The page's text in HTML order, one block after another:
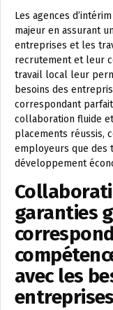
Les agences
majeur en assurant
entreprises et les
recrutement et leur
travail local leur
besoins des
correspondant
collaboration fluide
placements réussis,
employeurs que des
développement
garanties
avec les